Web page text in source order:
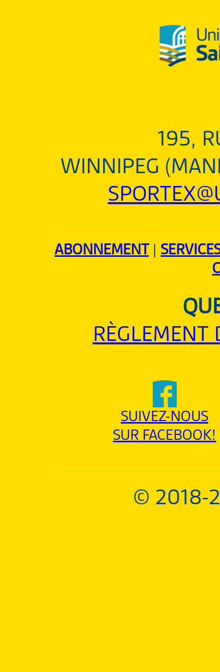
195,
WINNIPEG
ABONNEMENT|
RÈGLEMENT
SUIVEZ-NOUS
SUR FACEBOOK!
© 2018-